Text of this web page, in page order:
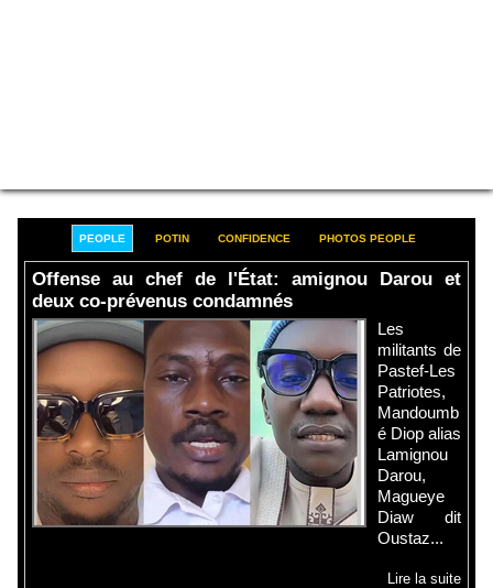
PEOPLE POTIN CONFIDENCE PHOTOS PEOPLE
Offense au chef de l'État: amignou Darou et
deux co-prévenus condamnés
Les
militants de
Pastef-Les
Patriotes,
Mandoumb
é Diop alias
Lamignou
Darou,
Magueye
Diaw dit
Oustaz...
Lire la suite